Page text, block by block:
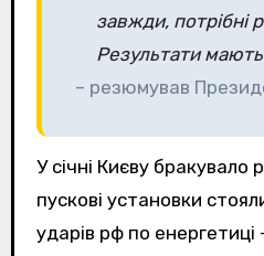
завжди, потрібні
Результати
– резюмував
У січні Києву
пускові установки
ударів рф по енергетиці